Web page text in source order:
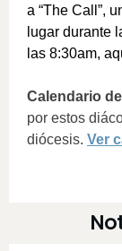
a “The Call”,
lugar durante
las 8:30am,
Calendario
por estos
diócesis. Ver